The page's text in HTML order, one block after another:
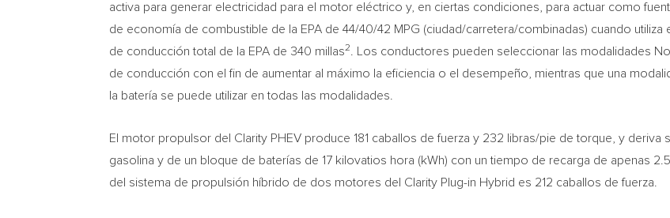
activa para generar electricidad para el motor eléctrico y, en ciertas condiciones, para actuar como
de economía de combustible de la EPA de 44/40/42 MPG (ciudad/carretera/combinadas) cuando
de conducción total de la EPA de 340 millas2
. Los conductores pueden seleccionar las modalidades
de conducción con el fin de aumentar al máximo la eficiencia o el desempeño, mientras que una
la batería se puede utilizar en todas las modalidades.
El motor propulsor del Clarity PHEV produce 181 caballos de fuerza y 232 libras/pie de torque, y
gasolina y de un bloque de baterías de 17 kilovatios hora (kWh) con un tiempo de recarga de apenas
del sistema de propulsión híbrido de dos motores del Clarity Plug-in Hybrid es 212 caballos de fuerza.